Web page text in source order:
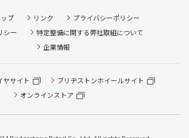
プ リンク
プライバシーポリシー
シー
特定整備に関する弊社取組について
企業情報
ヤサイト
ブリヂストンホイールサイト
オンラインストア
全点検/タイヤ履き替え/オイル交換/その他
予約